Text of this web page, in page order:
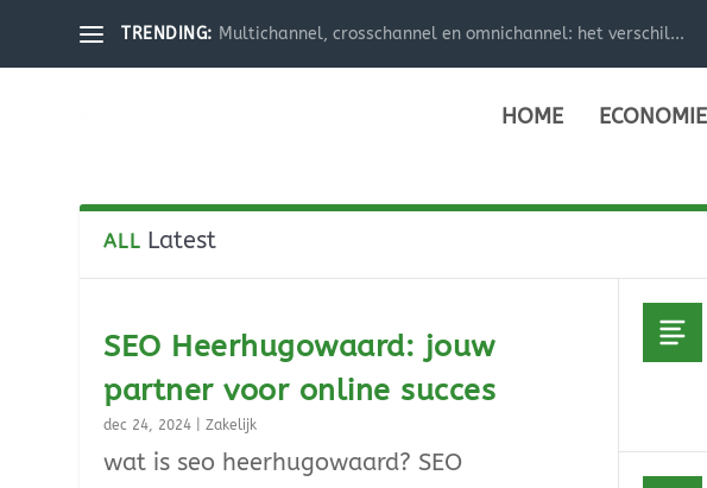
TRENDING: Multichannel, crosschannel en omnichannel: het verschil...
HOME ECONOMIE
ALL Latest
SEO Heerhugowaard: jouw
partner voor online succes
dec 24, 2024 |Zakelijk
wat is seo heerhugowaard? SEO